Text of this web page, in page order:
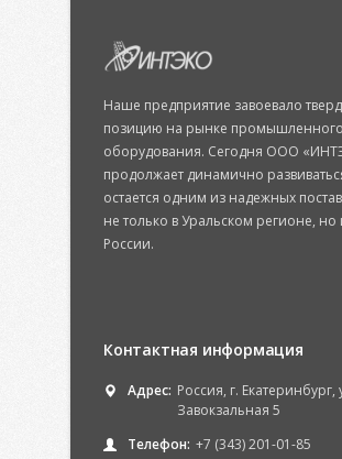
Наше предприятие завоевало
позицию на рынке промышленного
оборудования. Сегодня ООО
продолжает динамично
остается одним из надежных
не только в Уральском регионе, но
России.
Контактная информация
Адрес: Россия, г. Екатеринбург,
Завокзальная 5
Телефон: +7 (343) 201-01-85